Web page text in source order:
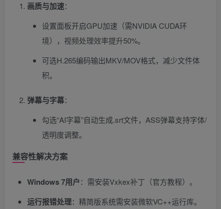
画质与加速​：
设置面板开启GPU加速（需NVIDIA CUDA环
境），视频处理效率提升50%。
可选H.265编码输出MKV/MOV格式，减少文件体
积。
弹幕与字幕​：
勾选“AI字幕”自动生成.srt文件，ASS弹幕支持字体/
透明度调整。
兼容性解决方案
Windows 7用户​：需安装Vxkex补丁（官方教程）。
运行报错处理​：精简版系统需安装微软VC++运行库。